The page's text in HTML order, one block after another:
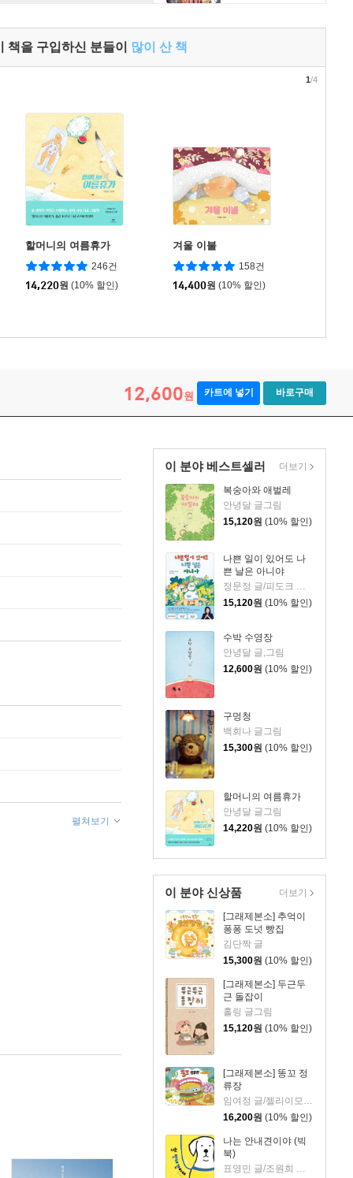
책을 구입하신 분들이 많이 산 책
할머니의 여름휴가
246건
14,220원 (10% 할인)
겨울 이불
158건
14,400원 (10% 할인)
1/4
12,600원 카트에 넣기 바로구매
이 분야 베스트셀러
복숭아와 애벌레
안녕달 글그림
15,120원 (10% 할인)
나쁜 일이 있어도 나
쁜 날은 아니야
정문정 글/피도크 그림/천근아 감수
15,120원 (10% 할인)
수박 수영장
안녕달 글,그림
12,600원 (10% 할인)
구멍청
백희나 글그림
15,300원 (10% 할인)
할머니의 여름휴가
안녕달 글그림
14,220원 (10% 할인)
더보기
이 분야 신상품
[그래제본소] 추억이
퐁퐁 도넛 빵집
김단짝 글
15,300원 (10% 할인)
[그래제본소] 두근두
근 돌잡이
홀링 글그림
15,120원 (10% 할인)
[그래제본소] 똥꼬 정
류장
임여정 글/젤리이모 그림
16,200원 (10% 할인)
나는 안내견이야 (빅
북)
표영민 글/조원희 그림
더보기
펼쳐보기